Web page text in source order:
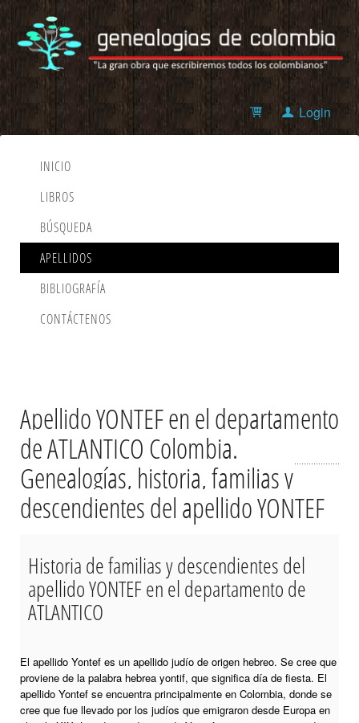
Login
INICIO
LIBROS
BÚSQUEDA
APELLIDOS
BIBLIOGRAFÍA
CONTÁCTENOS
Apellido YONTEF en el departamento
de ATLANTICO Colombia.
Genealogías, historia, familias y
descendientes del apellido YONTEF
Historia de familias y descendientes del
apellido YONTEF en el departamento de
ATLANTICO
El apellido Yontef es un apellido judío de origen hebreo. Se cree que
proviene de la palabra hebrea yontif, que significa día de fiesta. El
apellido Yontef se encuentra principalmente en Colombia, donde se
cree que fue llevado por los judíos que emigraron desde Europa en